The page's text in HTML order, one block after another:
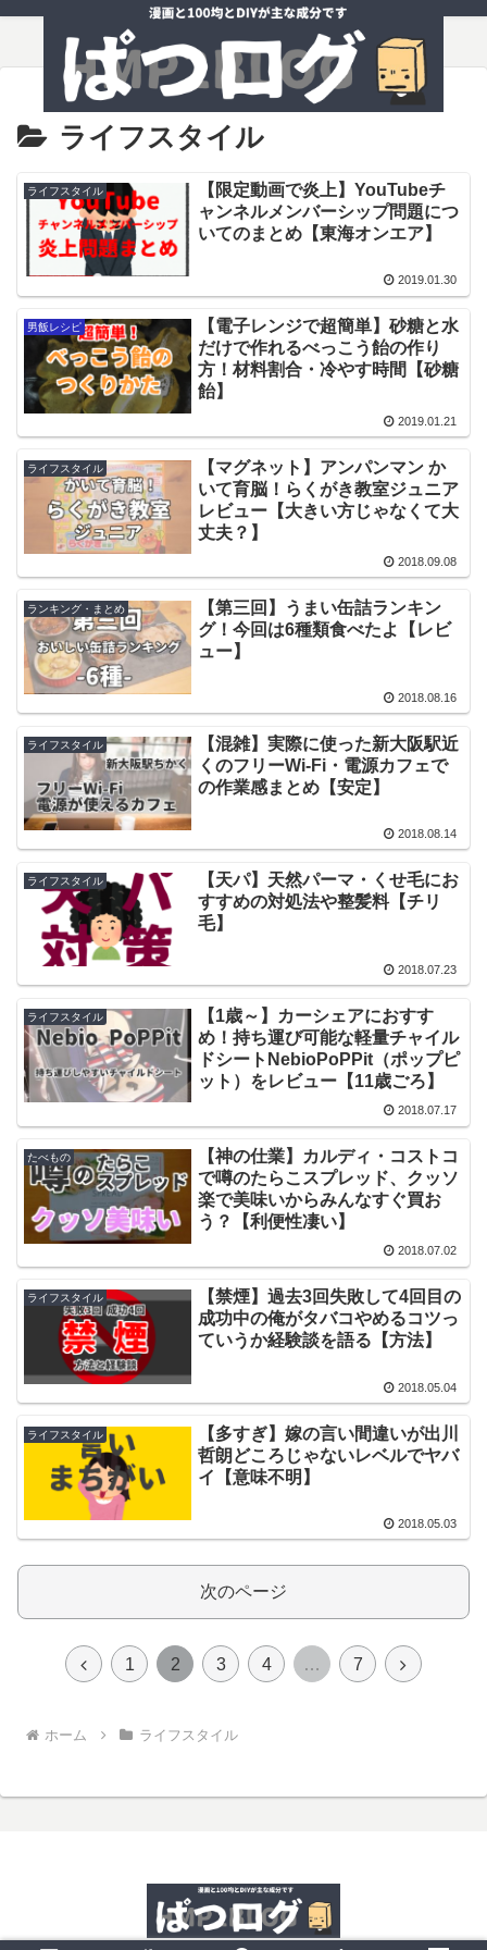
ライフスタイル
ライフスタイル
【限定動画で炎上】YouTubeチ
ャンネルメンバーシップ問題につ
いてのまとめ【東海オンエア】
2019.01.30
男飯レシピ
【電子レンジで超簡単】砂糖と水
だけで作れるべっこう飴の作り
方！材料割合・冷やす時間【砂糖
飴】
2019.01.21
ライフスタイル
【マグネット】アンパンマン か
いて育脳！らくがき教室ジュニア
レビュー【大きい方じゃなくて大
丈夫？】
2018.09.08
ランキング・まとめ
【第三回】うまい缶詰ランキン
グ！今回は6種類食べたよ【レビ
ュー】
2018.08.16
ライフスタイル
【混雑】実際に使った新大阪駅近
くのフリーWi-Fi・電源カフェで
の作業感まとめ【安定】
2018.08.14
ライフスタイル
【天パ】天然パーマ・くせ毛にお
すすめの対処法や整髪料【チリ
毛】
2018.07.23
ライフスタイル
【1歳～】カーシェアにおすす
め！持ち運び可能な軽量チャイル
ドシートNebioPoPPit（ポップピ
ット）をレビュー【11歳ごろ】
2018.07.17
たべもの
【神の仕業】カルディ・コストコ
で噂のたらこスプレッド、クッソ
楽で美味いからみんなすぐ買お
う？【利便性凄い】
2018.07.02
ライフスタイル
【禁煙】過去3回失敗して4回目の
成功中の俺がタバコやめるコツっ
ていうか経験談を語る【方法】
2018.05.04
ライフスタイル
【多すぎ】嫁の言い間違いが出川
哲朗どころじゃないレベルでヤバ
イ【意味不明】
2018.05.03
次のページ
前
1 2 3 4 … 7
次
ホーム ライフスタイル